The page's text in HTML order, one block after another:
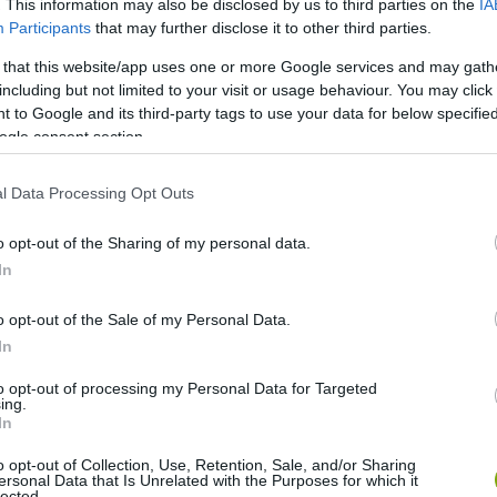
This information may also be disclosed by us to third parties on the
Participants that may further disclose it to other third parties.
that this website/app uses one or more Google services and may
but not limited to your visit or usage behaviour. You may
to Google and its third-party tags to use your data for below
consent section.
Data Processing Opt Outs
opt-out of the Sharing of my personal data.
opt-out of the Sale of my Personal Data.
opt-out of processing my Personal Data for Targeted
opt-out of Collection, Use, Retention, Sale, and/or Sharing
Data that Is Unrelated with the Purposes for which it
Tennessee államban
amikor egy farmra
John Tinsley 4 ilyen jószágot
legalább az egyik állat hordozta ezt a genetikailag kódolt
be az Egyesült Államokba az első állat, a
mégis engedelmesek, könnyen tarthatóak. Barátságos
nevelgetik őket.